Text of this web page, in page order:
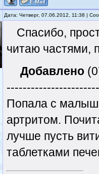
Дата: Четверг, 07.06.2012, 11:38 |
Спасибо,
читаю частями,
Добавлено
Попала с
артритом.
лучше пусть
таблетками